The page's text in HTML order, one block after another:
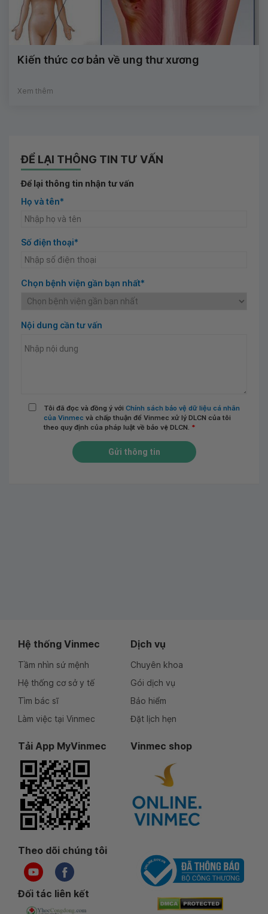
Kiến thức cơ bản về ung thư xương
Xem thêm
ĐỂ LẠI THÔNG TIN TƯ VẤN
Để lại thông tin nhận tư vấn
Họ và tên*
Số điện thoại*
Chọn bệnh viện gần bạn nhất*
Nội dung cần tư vấn
Tôi đã đọc và đồng ý với Chính sách bảo vệ dữ liệu cá nhân
của Vinmec và chấp thuận để Vinmec xử lý DLCN của tôi
theo quy định của pháp luật về bảo vệ DLCN. *
Gửi thông tin
Hệ thống Vinmec
Tầm nhìn sứ mệnh
Hệ thống cơ sở y tế
Tìm bác sĩ
Làm việc tại Vinmec
Dịch vụ
Chuyên khoa
Gói dịch vụ
Bảo hiểm
Đặt lịch hẹn
Tải App MyVinmec Vinmec shop
Theo dõi chúng tôi
Đối tác liên kết